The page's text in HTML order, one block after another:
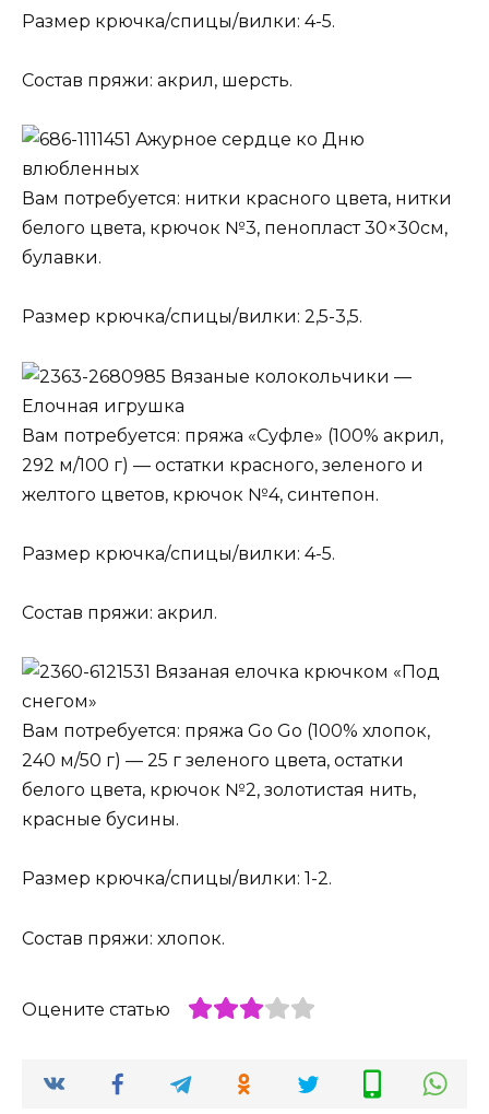
Размер крючка/спицы/вилки: 4-5.
Состав пряжи: акрил, шерсть.
Ажурное сердце ко Дню
влюбленных
Вам потребуется: нитки красного цвета, нитки
белого цвета, крючок №3, пенопласт 30×30см,
булавки.
Размер крючка/спицы/вилки: 2,5-3,5.
Вязаные колокольчики —
Елочная игрушка
Вам потребуется: пряжа «Суфле» (100% акрил,
292 м/100 г) — остатки красного, зеленого и
желтого цветов, крючок №4, синтепон.
Размер крючка/спицы/вилки: 4-5.
Состав пряжи: акрил.
Вязаная елочка крючком «Под
снегом»
Вам потребуется: пряжа Go Go (100% хлопок,
240 м/50 г) — 25 г зеленого цвета, остатки
белого цвета, крючок №2, золотистая нить,
красные бусины.
Размер крючка/спицы/вилки: 1-2.
Состав пряжи: хлопок.
Оцените статью